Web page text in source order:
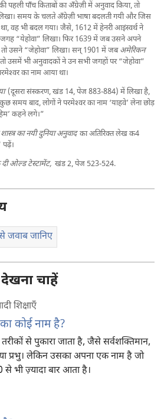
पहली पाँच किताबों का अँग्रेज़ी में अनुवाद किया, तो
समय के चलते अँग्रेज़ी भाषा बदलती गयी और जिस
वह भी बदल गया। जैसे, 1612 में हेनरी आइंस्वर्थ ने
“येहोवा” लिखा। फिर 1639 में जब उसने अपने
उसने “जेहोवा” लिखा। सन्‌ 1901 में जबअमेरिकन
उसमें भी अनुवादकों ने उन सभी जगहों पर “जेहोवा”
का नाम आया था।
(दूसरा संस्करण, खंड 14, पेज 883-884) में लिखा है,
समय बाद, लोगों ने परमेश्‍वर का नाम ‘याहवे’ लेना छोड़
कहने लगे।”
शास्त्र का नयी दुनिया अनुवादका अतिरिक्‍त लेख क4
पढ़ें।
ओल्ड टेस्टामेंट, खंड 2, पेज 523-524.
से जवाब जानिए
चाहें
शिक्षाएँ
कोई नाम है?
से पुकारा जाता है, जैसे सर्वशक्‍तिमान,
या प्रभु। लेकिन उसका अपना एक नाम है जो
भी ज़्यादा बार आता है।